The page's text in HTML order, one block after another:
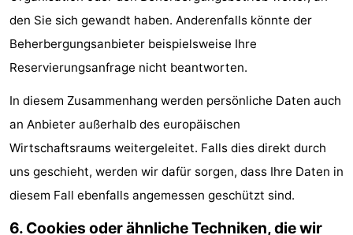
den Sie sich gewandt haben. Anderenfalls könnte der
Beherbergungsanbieter beispielsweise Ihre
Reservierungsanfrage nicht beantworten.
In diesem Zusammenhang werden persönliche Daten auch
an Anbieter außerhalb des europäischen
Wirtschaftsraums weitergeleitet. Falls dies direkt durch
uns geschieht, werden wir dafür sorgen, dass Ihre Daten in
diesem Fall ebenfalls angemessen geschützt sind.
6. Cookies oder ähnliche Techniken, die wir